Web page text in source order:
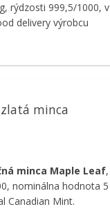
rýdzosti 999,5/1000, v
delivery výrobcu
minca
minca Maple Leaf,
nominálna hodnota 5
Canadian Mint.